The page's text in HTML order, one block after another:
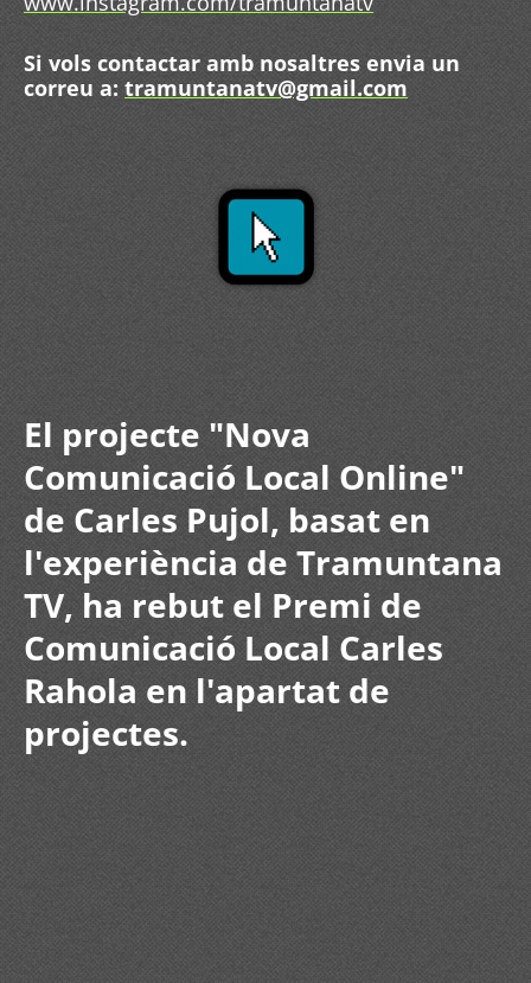
Si vols contactar amb nosaltres envia un
correu a: tramuntanatv@gmail.com
El projecte "Nova
Comunicació Local Online"
de Carles Pujol, basat en
l'experiència de Tramuntana
TV, ha rebut el Premi de
Comunicació Local Carles
Rahola en l'apartat de
projectes.